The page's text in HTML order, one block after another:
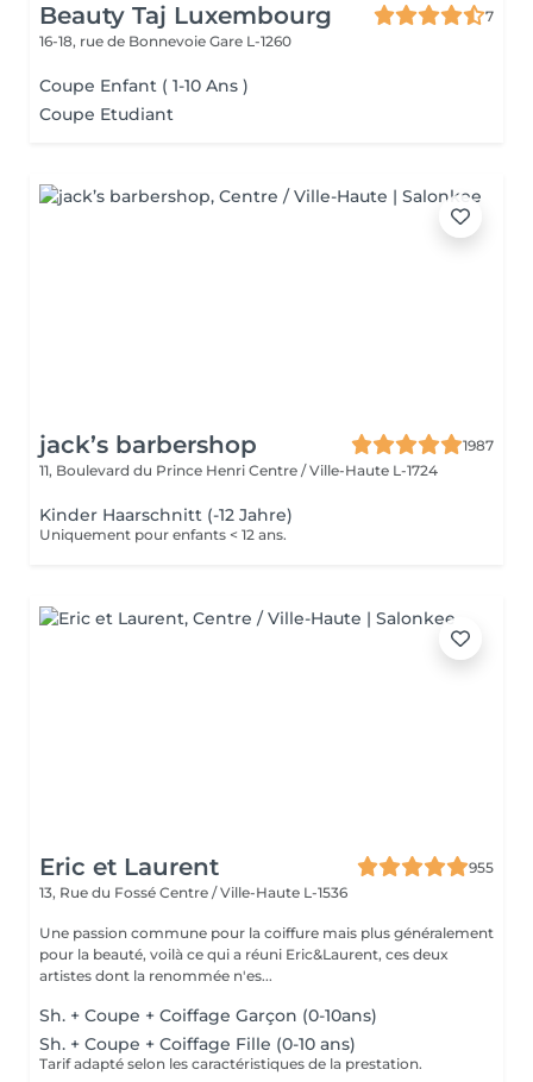
Beauty Taj Luxembourg
7
16-18, rue de Bonnevoie Gare L-1260
Coupe Enfant ( 1-10 Ans )
Coupe Etudiant
jack’s barbershop
1987
11, Boulevard du Prince Henri Centre / Ville-Haute L-1724
Kinder Haarschnitt (-12 Jahre)
Uniquement pour enfants < 12 ans.
Eric et Laurent
955
13, Rue du Fossé Centre / Ville-Haute L-1536
Une passion commune pour la coiffure mais plus généralement
pour la beauté, voilà ce qui a réuni Eric&Laurent, ces deux
artistes dont la renommée n'es...
Sh. + Coupe + Coiffage Garçon (0-10ans)
Sh. + Coupe + Coiffage Fille (0-10 ans)
Tarif adapté selon les caractéristiques de la prestation.